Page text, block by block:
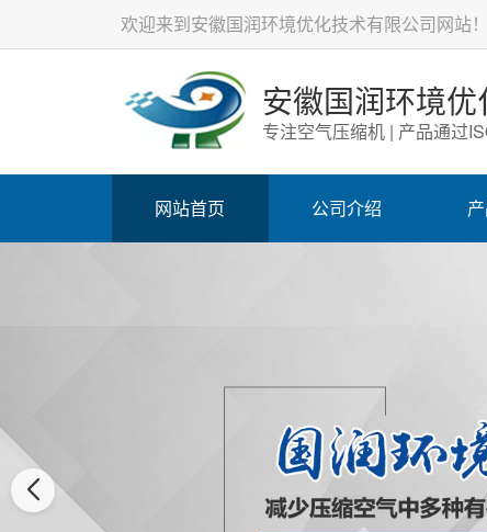
欢迎来到安徽国润环境优化技术有限公司网站！
安徽国润环境
专注空气压缩机 | 产品通过
网站首页 公司介绍